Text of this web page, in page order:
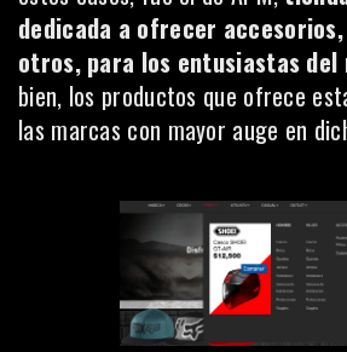
dedicada a ofrecer
otros, para los entusiastas
bien, los productos que ofrece
las marcas con mayor auge en